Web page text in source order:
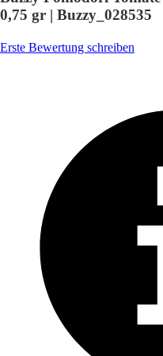
0,75 gr | Buzzy_028535
Erste Bewertung schreiben